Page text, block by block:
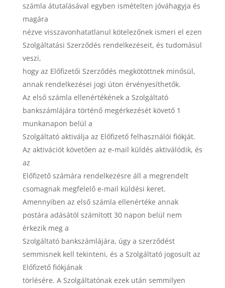
számla átutalásával egyben ismételten jóváhagyja és
magára
nézve visszavonhatatlanul kötelezőnek ismeri el ezen
Szolgáltatási Szerződés rendelkezéseit, és tudomásul
veszi,
hogy az Előfizetői Szerződés megkötöttnek minősül,
annak rendelkezései jogi úton érvényesíthetők.
Az első számla ellenértékének a Szolgáltató
bankszámlájára történő megérkezését követő 1
munkanapon belül a
Szolgáltató aktiválja az Előfizető felhasználói fiókját.
Az aktivációt követően az e-mail küldés aktiválódik, és
az
Előfizető számára rendelkezésre áll a megrendelt
csomagnak megfelelő e-mail küldési keret.
Amennyiben az első számla ellenértéke annak
postára adásától számított 30 napon belül nem
érkezik meg a
Szolgáltató bankszámlájára, úgy a szerződést
semmisnek kell tekinteni, és a Szolgáltató jogosult az
Előfizető fiókjának
törlésére. A Szolgáltatónak ezek után semmilyen